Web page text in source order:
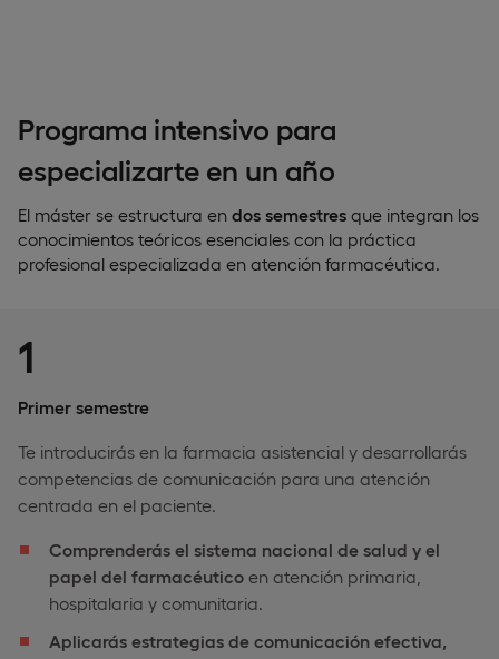
Programa intensivo para
especializarte en un año
El máster se estructura en dos semestres que integran los
conocimientos teóricos esenciales con la práctica
profesional especializada en atención farmacéutica.
1
Primer semestre
Te introducirás en la farmacia asistencial y desarrollarás
competencias de comunicación para una atención
centrada en el paciente.
Comprenderás el sistema nacional de salud y el
papel del farmacéutico en atención primaria,
hospitalaria y comunitaria.
Aplicarás estrategias de comunicación efectiva,